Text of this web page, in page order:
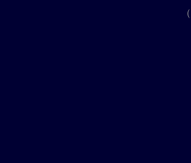
（